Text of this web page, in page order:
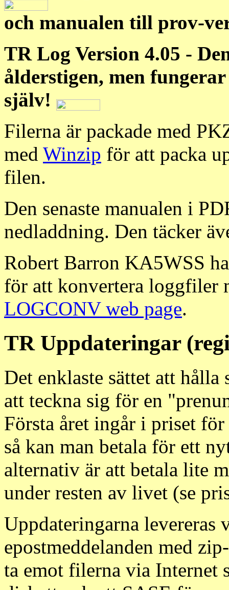
och manualen till prov-
TR Log Version 4.05 -
ålderstigen, men
själv!
Filerna är packade med
med Winzip för att packa
filen.
Den senaste manualen i
nedladdning. Den täcker
Robert Barron KA5WSS
för att konvertera loggfiler
LOGCONV web page.
TR Uppdateringar
Det enklaste sättet att hålla
att teckna sig för en
Första året ingår i priset
så kan man betala för ett
alternativ är att betala lite
under resten av livet (se
Uppdateringarna levereras
epostmeddelanden med
ta emot filerna via Internet